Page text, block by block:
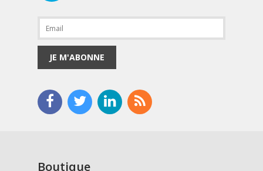
JE M'ABONNE
Boutique